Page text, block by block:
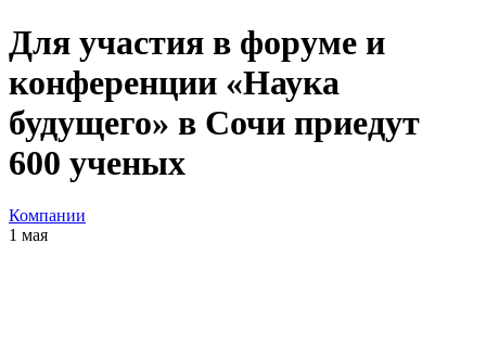
Для участия в форуме и
конференции «Наука
будущего» в Сочи приедут
600 ученых
Компании
1 мая